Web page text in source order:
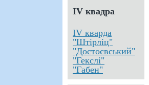
ІV квадра
IV кварда
"Штірліц"
"Достоєвський"
"Гекслі"
"Габен"